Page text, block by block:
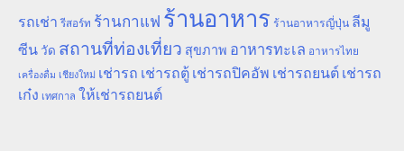
รถเช่า รีสอร์ท ร้านกาแฟ ร้านอาหาร ร้านอาหารญี่ปุ่น ลีมู
ซีน วัด สถานที่ท่องเที่ยว สุขภาพ อาหารทะเล อาหารไทย
เครื่องดื่ม เชียงใหม่ เช่ารถ เช่ารถตู้ เช่ารถปิคอัพ เช่ารถยนต์ เช่ารถ
เก๋ง เทศกาล ให้เช่ารถยนต์